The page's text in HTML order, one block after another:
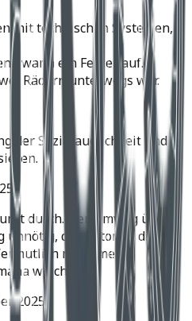
mit technischen Systemen,
wann ein Fehler auf.
Rädern unterwegs war.
der Soziatauglichkeit und
durch. Der Umweg über
der Automat die
muss meine
weichen.
2025